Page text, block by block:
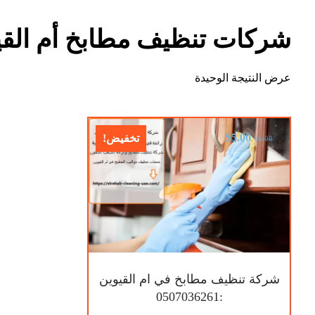
شركات تنظيف مطابخ أم
عرض النتيجة الوحيدة
تخفيض!
شركة تنظيف مطابخ في ام القيوين
:0507036261
$9.00
$5.00